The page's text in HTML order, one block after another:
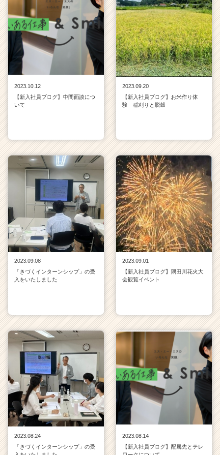
ア
キ
ャ
（C
r
e
r）
2023.10.12
【新入社員ブログ】中間面談につ
いて
2023.09.20
【新入社員ブログ】お米作り体
験 稲刈りと脱穀
2023.09.08
「きづくインターンシップ」の受
入をいたしました
2023.09.01
【新入社員ブログ】隅田川花火大
会観覧イベント
2023.08.24
「きづくインターンシップ」の受
2023.08.14
【新入社員ブログ】配属先とテレ